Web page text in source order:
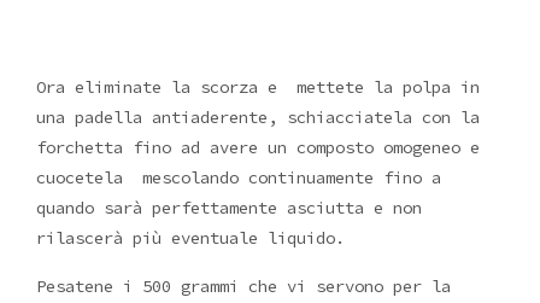
Ora eliminate la scorza e mettete la polpa in
una padella antiaderente, schiacciatela con la
forchetta fino ad avere un composto omogeneo e
cuocetela mescolando continuamente fino a
quando sarà perfettamente asciutta e non
rilascerà più eventuale liquido.
Pesatene i 500 grammi che vi servono per la